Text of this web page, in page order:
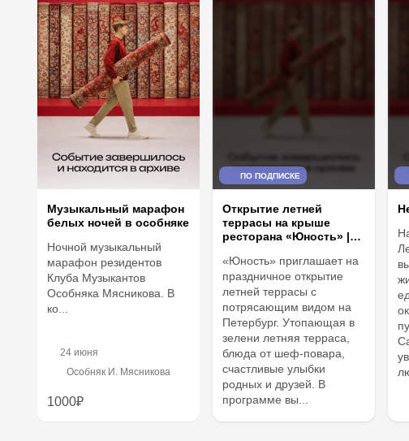
Музыкальный марафон
белых ночей в особняке
Ночной музыкальный
марафон резидентов
Клуба Музыкантов
Особняка Мясникова. В
ко...
24 июня
Особняк И. Мясникова
1000₽
ПО ПОДПИСКЕ
Открытие летней
террасы на крыше
ресторана «Юность» |
«Юность» приглашает на
праздничное открытие
летней террасы с
потрясающим видом на
Петербург. Утопающая в
зелени летняя терраса,
блюда от шеф-повара,
счастливые улыбки
родных и друзей. В
программе вы...